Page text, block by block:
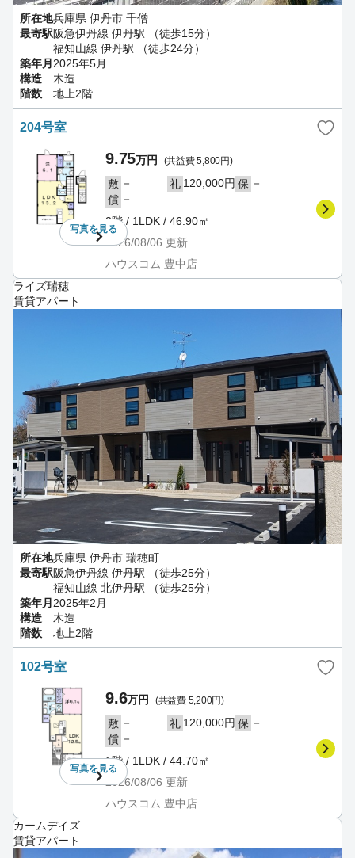
所在地兵庫県 伊丹市 千僧
最寄駅阪急伊丹線 伊丹駅 （徒歩15分）
福知山線 伊丹駅 （徒歩24分）
築年月 2025年5月
構造
木造
階数
地上2階
204号室
写真を見る
9.75万円 (共益費 5,800円)
敷 － 礼 120,000円 保 －
償 －
2階 / 1LDK / 46.90㎡
2026/08/06 更新
ハウスコム 豊中店
ライズ瑞穂
賃貸アパート
所在地兵庫県 伊丹市 瑞穂町
最寄駅阪急伊丹線 伊丹駅 （徒歩25分）
福知山線 北伊丹駅 （徒歩25分）
築年月 2025年2月
構造
木造
階数
地上2階
102号室
写真を見る
9.6万円 (共益費 5,200円)
敷 － 礼 120,000円 保 －
償 －
1階 / 1LDK / 44.70㎡
2026/08/06 更新
ハウスコム 豊中店
カームデイズ
賃貸アパート